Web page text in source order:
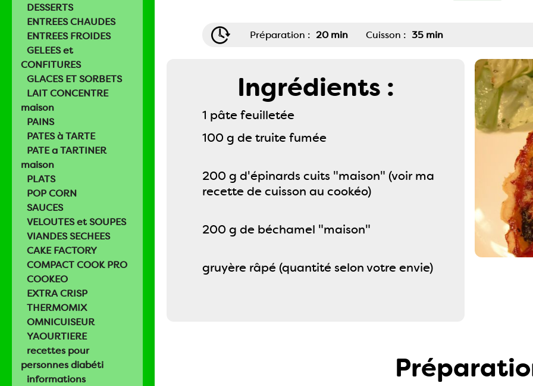
DESSERTS
ENTREES CHAUDES
ENTREES FROIDES
GELEES et
CONFITURES
GLACES ET SORBETS
LAIT CONCENTRE
maison
PAINS
PATES à TARTE
PATE a TARTINER
maison
PLATS
POP CORN
SAUCES
VELOUTES et SOUPES
VIANDES SECHEES
CAKE FACTORY
COMPACT COOK PRO
COOKEO
EXTRA CRISP
THERMOMIX
OMNICUISEUR
YAOURTIERE
recettes pour
personnes diabéti
informations
Préparation : 20 min Cuisson : 35 min
Ingrédients :
1 pâte feuilletée
100 g de truite fumée
200 g d'épinards cuits "maison" (voir ma
recette de cuisson au cookéo)
200 g de béchamel "maison"
gruyère râpé (quantité selon votre envie)